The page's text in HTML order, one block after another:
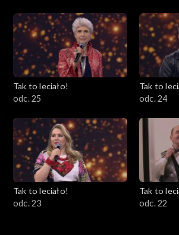
Tak to leciało!
odc. 25
Tak to
odc. 24
Tak to leciało!
odc. 23
Tak to
odc. 22